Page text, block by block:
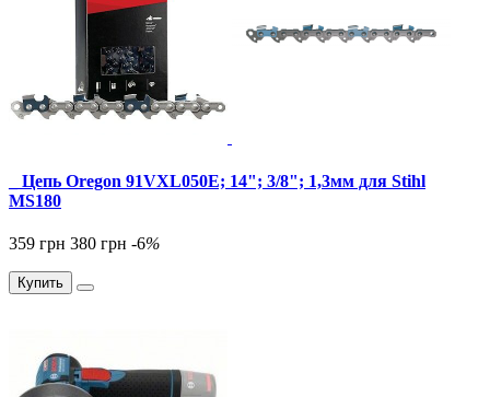
_ Цепь Oregon 91VXL050E; 14"; 3/8"; 1,3мм для Stihl
MS180
359 грн 380 грн -6%
Купить